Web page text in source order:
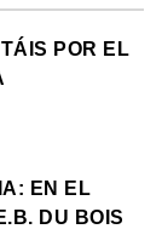
POR EL
EN EL
DU BOIS